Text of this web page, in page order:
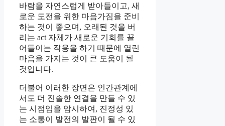
바람을 자연스럽게 받아들이고, 새
로운 도전을 위한 마음가짐을 준비
하는 것이 좋으며, 오래된 것을 버
리는 act 자체가 새로운 기회를 끌
어들이는 작용을 하기 때문에 열린
마음을 가지는 것이 큰 도움이 될
것입니다.
더불어 이러한 장면은 인간관계에
서도 더 진솔한 연결을 만들 수 있
는 시점임을 암시하여, 진정성 있
는 소통이 발전의 발판이 될 수 있